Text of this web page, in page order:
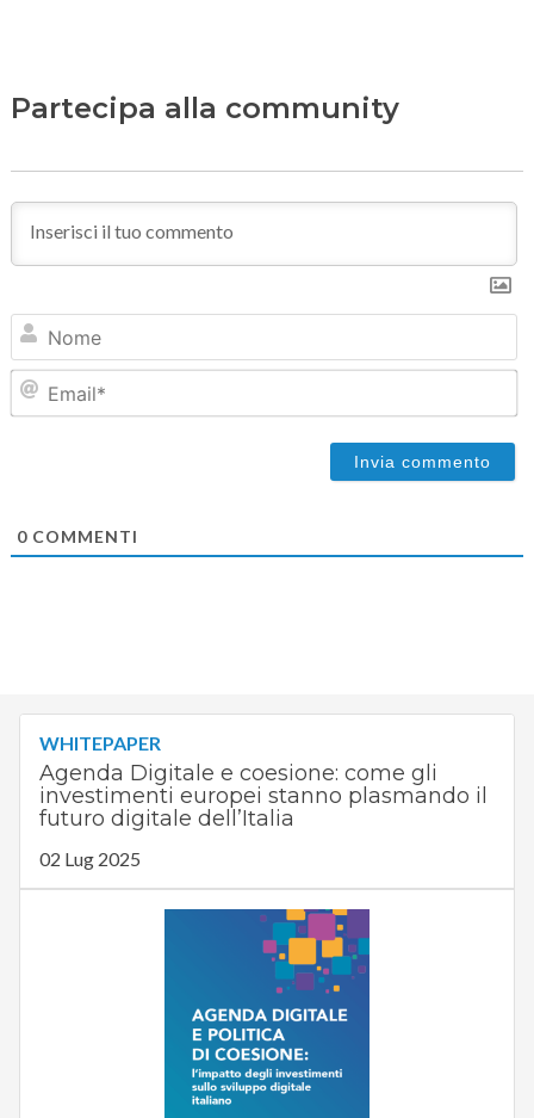
Partecipa alla community
0COMMENTI
WHITEPAPER
Agenda Digitale e coesione: come gli
investimenti europei stanno plasmando il
futuro digitale dell’Italia
02 Lug 2025